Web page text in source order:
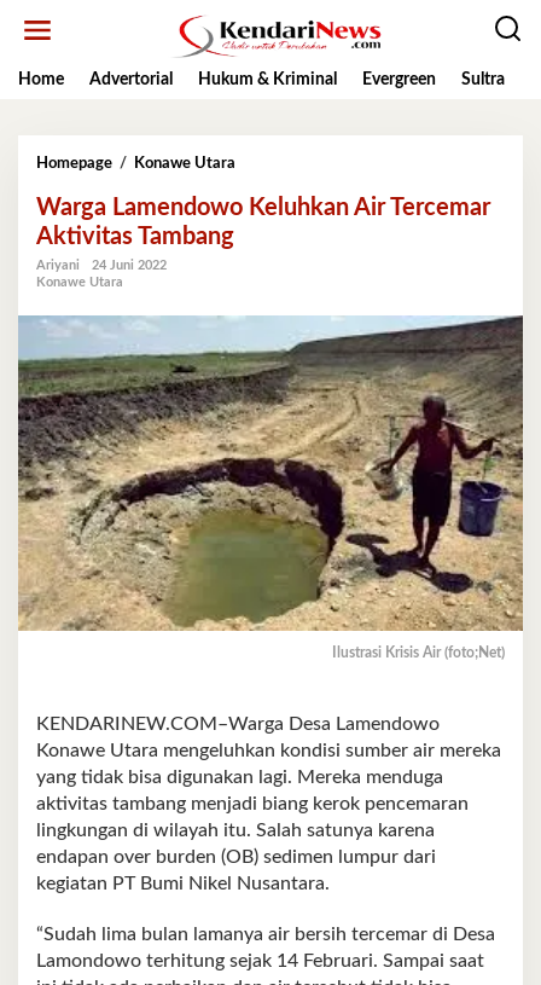
Home
Advertorial Hukum & Kriminal Evergreen Sultra
Homepage / Konawe Utara
Keluhkan
Warga Lamendowo Keluhkan Air Tercemar
Aktivitas Tambang
Ariyani
24 Juni 2022
Konawe Utara
Ilustrasi Krisis Air (foto;Net)
KENDARINEW.COM–Warga Desa Lamendowo
Konawe Utara mengeluhkan kondisi sumber air mereka
yang tidak bisa digunakan lagi. Mereka menduga
aktivitas tambang menjadi biang kerok pencemaran
lingkungan di wilayah itu. Salah satunya karena
endapan over burden (OB) sedimen lumpur dari
kegiatan PT Bumi Nikel Nusantara.
“Sudah lima bulan lamanya air bersih tercemar di Desa
Lamondowo terhitung sejak 14 Februari. Sampai saat